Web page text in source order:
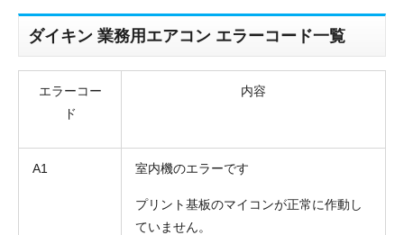
ダイキン 業務用エアコン エラーコード一覧
エラーコー
ド
内容
A1 室内機のエラーです
プリント基板のマイコンが正常に作動し
ていません。